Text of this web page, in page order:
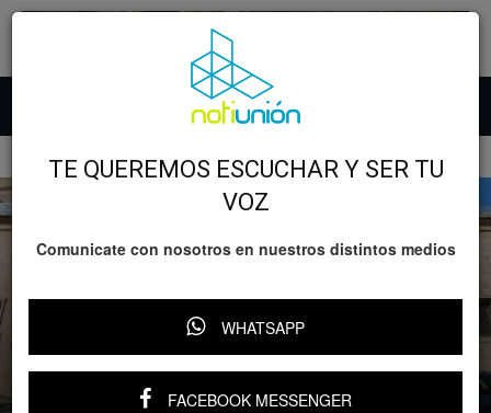
Relevante
Cinépolis lanza Venta Nocturna con
descuentos, premios y sorpresas este 17
TE QUEREMOS ESCUCHAR Y SER TU
VOZ
Comunicate con nosotros en nuestros distintos medios
WHATSAPP
FACEBOOK MESSENGER